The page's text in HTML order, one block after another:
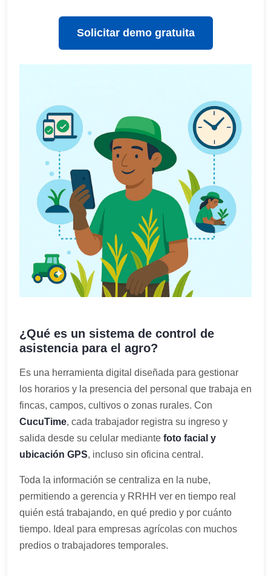
Solicitar demo gratuita
¿Qué es un sistema de control de
asistencia para el agro?
Es una herramienta digital diseñada para gestionar
los horarios y la presencia del personal que trabaja en
fincas, campos, cultivos o zonas rurales. Con
CucuTime, cada trabajador registra su ingreso y
salida desde su celular mediante foto facial y
ubicación GPS, incluso sin oficina central.
Toda la información se centraliza en la nube,
permitiendo a gerencia y RRHH ver en tiempo real
quién está trabajando, en qué predio y por cuánto
tiempo. Ideal para empresas agrícolas con muchos
predios o trabajadores temporales.